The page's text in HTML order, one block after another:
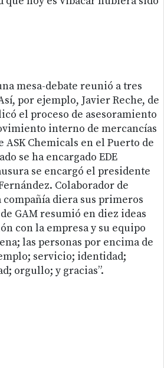
mesa-debate reunió a tres
por ejemplo, Javier Reche, de
el proceso de asesoramiento
interno de mercancías
ASK Chemicals en el Puerto de
se ha encargado EDE
se encargó el presidente
Colaborador de
compañía diera sus primeros
GAM resumió en diez ideas
con la empresa y su equipo
las personas por encima de
servicio; identidad;
orgullo; y gracias”.